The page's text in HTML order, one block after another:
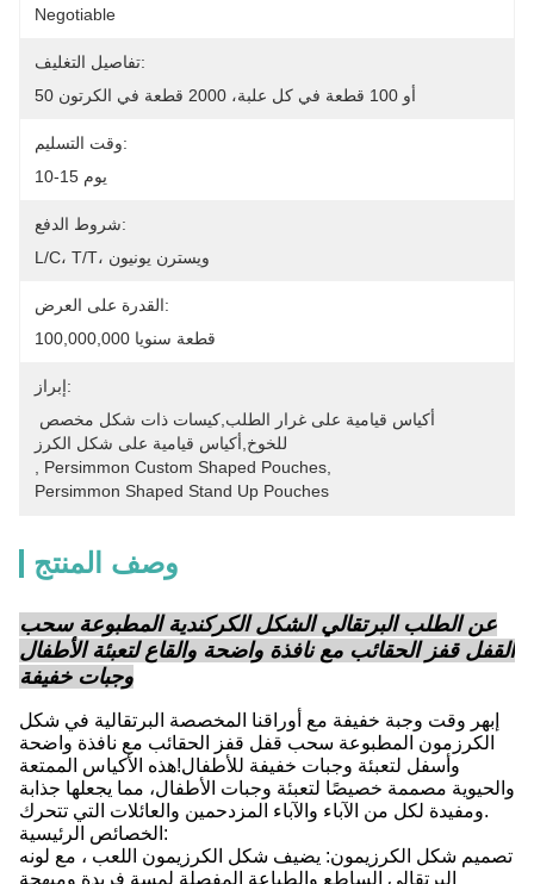
Negotiable
تفاصيل التغليف:
50 أو 100 قطعة في كل علبة، 2000 قطعة في الكرتون
وقت التسليم:
10-15 يوم
شروط الدفع:
L/C، T/T، ويسترن يونيون
القدرة على العرض:
100,000,000 قطعة سنويا
إبراز:
للخوخ,أكياس قيامية على شكل الكرز
Persimmon Custom Shaped Pouches
Persimmon Shaped Stand Up Pouches
وصف المنتج
عن الطلب البرتقالي الشكل الكركندية المطبوعة سحب
القفل قفز الحقائب مع نافذة واضحة والقاع لتعبئة الأطفال
وجبات خفيفة
إبهر وقت وجبة خفيفة مع أوراقنا المخصصة البرتقالية في شكل
الكرزمون المطبوعة سحب قفل قفز الحقائب مع نافذة واضحة
وأسفل لتعبئة وجبات خفيفة للأطفال!هذه الأكياس الممتعة
والحيوية مصممة خصيصًا لتعبئة وجبات الأطفال، مما يجعلها جذابة
ومفيدة لكل من الآباء والآباء المزدحمين والعائلات التي تتحرك.
الخصائص الرئيسية:
تصميم شكل الكرزيمون: يضيف شكل الكرزيمون اللعب ، مع لونه
البرتقالي الساطع والطباعة المفصلة لمسة فريدة ومبهجة